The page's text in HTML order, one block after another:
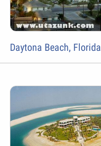
Daytona Beach, Florida